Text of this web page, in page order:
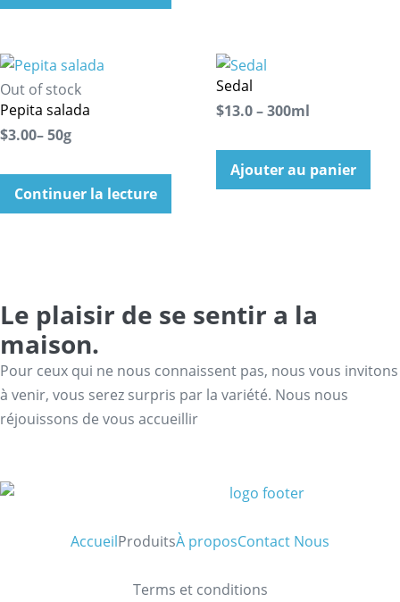
Out of stock
Pepita salada
$3.00– 50g
Continuer la lecture
Sedal
$13.0 – 300ml
Ajouter au panier
Le plaisir de se sentir a la
maison.
Pour ceux qui ne nous connaissent pas, nous vous invitons
à venir, vous serez surpris par la variété. Nous nous
réjouissons de vous accueillir
AccueilProduitsÀ proposContact Nous
Terms et conditions